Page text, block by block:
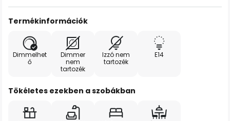
Termékinformációk
Dimmelhet
ő
Dimmer
nem
tartozék
Izzó nem
tartozék
E14
Tökéletes ezekben a szobákban